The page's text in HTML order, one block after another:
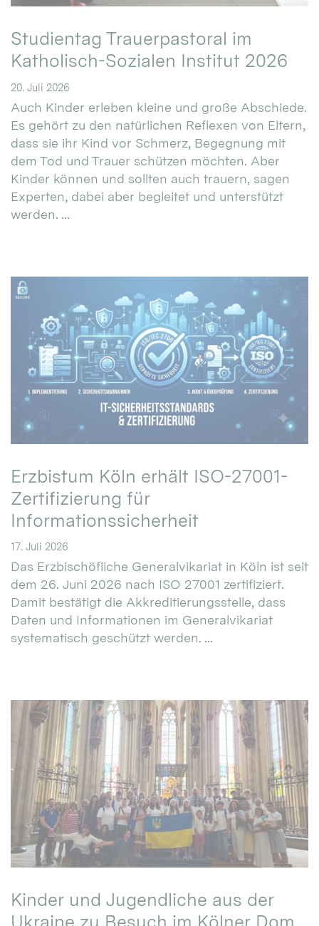
Studientag Trauerpastoral im
Katholisch-Sozialen Institut 2026
20. Juli 2026
Auch Kinder erleben kleine und große Abschiede.
Es gehört zu den natürlichen Reflexen von Eltern,
dass sie ihr Kind vor Schmerz, Begegnung mit
dem Tod und Trauer schützen möchten. Aber
Kinder können und sollten auch trauern, sagen
Experten, dabei aber begleitet und unterstützt
werden. ...
Erzbistum Köln erhält ISO-27001-
Zertifizierung für
Informationssicherheit
17. Juli 2026
Das Erzbischöfliche Generalvikariat in Köln ist seit
dem 26. Juni 2026 nach ISO 27001 zertifiziert.
Damit bestätigt die Akkreditierungsstelle, dass
Daten und Informationen im Generalvikariat
systematisch geschützt werden. ...
Kinder und Jugendliche aus der